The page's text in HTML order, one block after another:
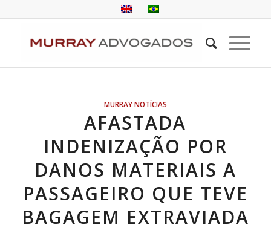
MURRAY NOTÍCIAS
AFASTADA
INDENIZAÇÃO POR
DANOS MATERIAIS A
PASSAGEIRO QUE TEVE
BAGAGEM EXTRAVIADA